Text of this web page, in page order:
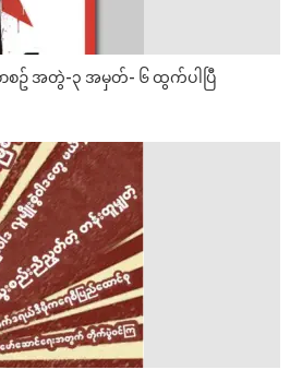
စဥ် အတွဲ-၃ အမှတ်- ၆ ထွက်ပါပြီ